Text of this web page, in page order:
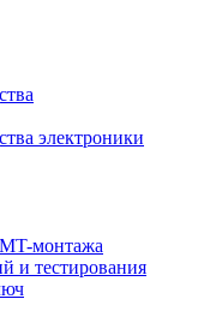
электроники
монтажа
и тестирования